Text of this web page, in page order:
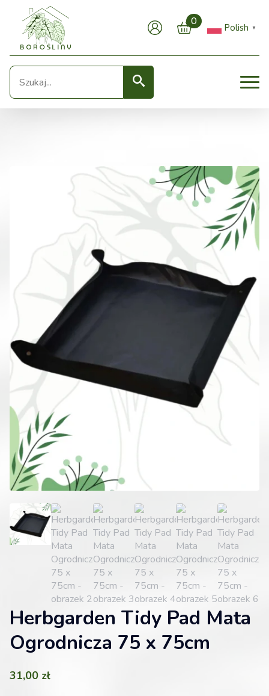
0
Polish ▼
Seearch
Herbgarden Tidy Pad Mata
Ogrodnicza 75 x 75cm
31,00 zł